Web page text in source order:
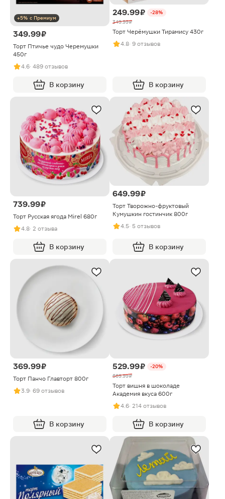
+5% с Премиум
349.99 ₽
Торт Птичье чудо Черемушки
450г
4.6· 489 отзывов
В корзину
249.99 ₽
-28%
349.99 ₽
Торт Черёмушки Тирамису 430г
4.8· 9 отзывов
В корзину
739.99 ₽
Торт Русская ягода Mirel 680г
4.8· 2 отзыва
В корзину
649.99 ₽
Торт Творожно-фруктовый
Кумушкин гостинчик 800г
4.5· 5 отзывов
В корзину
369.99 ₽
Торт Панчо Главторт 800г
3.9· 69 отзывов
В корзину
529.99 ₽
-20%
669.99 ₽
Торт вишня в шоколаде
Академия вкуса 600г
4.6· 214 отзывов
В корзину